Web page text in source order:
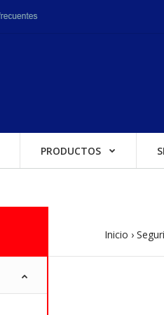
PRODUCTOS
Inicio